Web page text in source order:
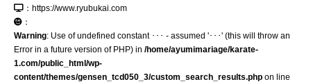
：https://www.ryubukai.com
：
Warning: Use of undefined constant ･･･ - assumed '･･･' (this will throw an
Error in a future version of PHP) in /home/ayumimariage/karate-
1.com/public_html/wp-
content/themes/gensen_tcd050_3/custom_search_results.php on line